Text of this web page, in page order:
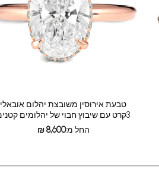
טבעת אירוסין משובצת יהלום אובאלי
3קרט עם שיבוץ חבוי של יהלומים קטנים
החל מ:
₪8,600